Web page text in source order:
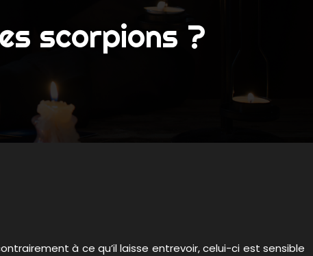
scorpions ?
à ce qu’il laisse entrevoir, celui-ci est sensible